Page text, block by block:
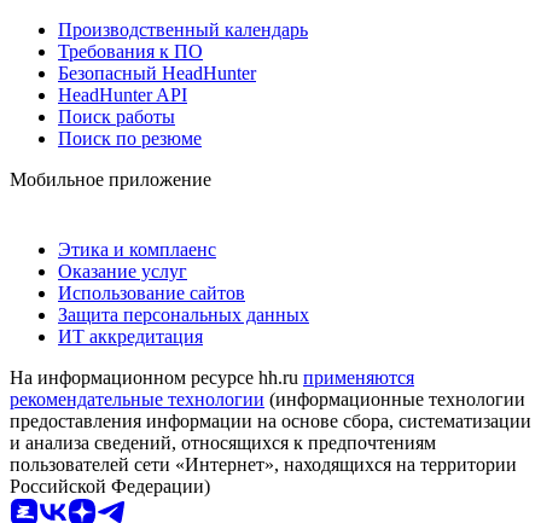
Производственный календарь
Требования к ПО
Безопасный HeadHunter
HeadHunter API
Поиск работы
Поиск по резюме
Мобильное приложение
Этика и комплаенс
Оказание услуг
Использование сайтов
Защита персональных данных
ИТ аккредитация
На информационном ресурсе hh.ru применяются
рекомендательные технологии (информационные технологии
предоставления информации на основе сбора, систематизации
и анализа сведений, относящихся к предпочтениям
пользователей сети «Интернет», находящихся на территории
Российской Федерации)